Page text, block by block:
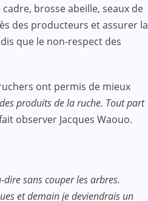
brosse abeille, seaux de
des producteurs et assurer la
que le non-respect des
ont permis de mieux
produits de la ruche. Tout part
observer Jacques Waouo.
sans couper les arbres.
et demain je deviendrais un